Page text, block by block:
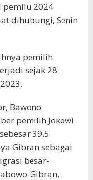
pemilu 2024
dihubungi, Senin
pemilih
sejak 28
Bawono
pemilih Jokowi
39,5
Gibran sebagai
besar-
Gibran,